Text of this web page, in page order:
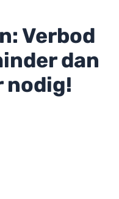
Verbod
dan
nodig!